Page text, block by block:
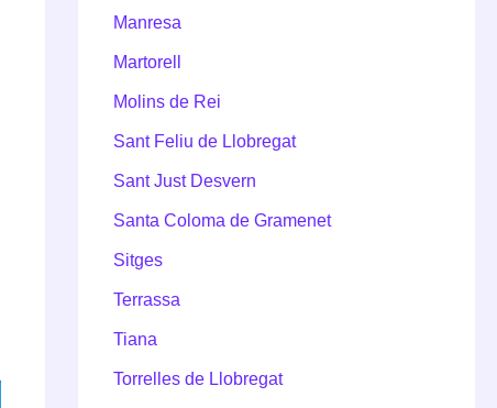
Manresa
Martorell
Molins de Rei
Sant Feliu de Llobregat
Sant Just Desvern
Santa Coloma de Gramenet
Sitges
Terrassa
Tiana
Torrelles de Llobregat